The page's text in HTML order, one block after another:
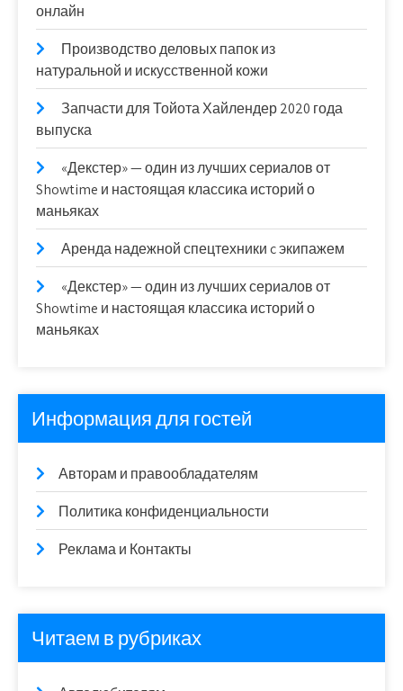
онлайн
Производство деловых папок из
натуральной и искусственной кожи
Запчасти для Тойота Хайлендер 2020 года
выпуска
«Декстер» — один из лучших сериалов от
Showtime и настоящая классика историй о
маньяках
Аренда надежной спецтехники c экипажем
«Декстер» — один из лучших сериалов от
Showtime и настоящая классика историй о
маньяках
Информация для гостей
Авторам и правообладателям
Политика конфиденциальности
Реклама и Контакты
Читаем в рубриках